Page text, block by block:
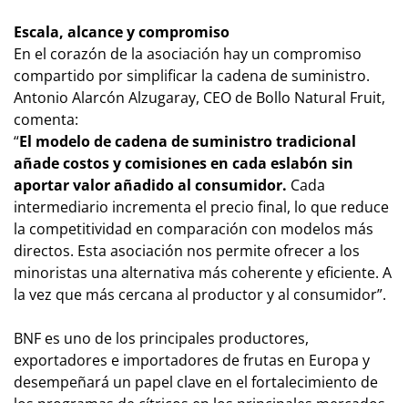
Escala, alcance y compromiso
En el corazón de la asociación hay un compromiso
compartido por simplificar la cadena de suministro.
Antonio Alarcón Alzugaray, CEO de Bollo Natural Fruit,
comenta:
“El modelo de cadena de suministro tradicional
añade costos y comisiones en cada eslabón sin
aportar valor añadido al consumidor. Cada
intermediario incrementa el precio final, lo que reduce
la competitividad en comparación con modelos más
directos. Esta asociación nos permite ofrecer a los
minoristas una alternativa más coherente y eficiente. A
la vez que más cercana al productor y al consumidor”.
BNF es uno de los principales productores,
exportadores e importadores de frutas en Europa y
desempeñará un papel clave en el fortalecimiento de